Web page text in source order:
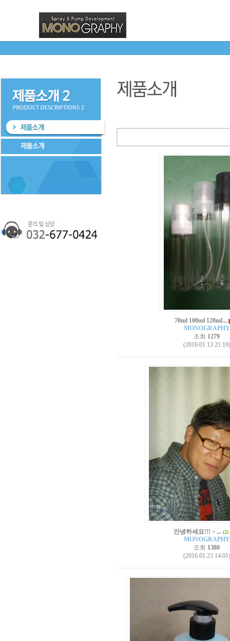
70ml 100ml 120ml...
MONOGRAPHY
조회 1279
(2016.01.13 21:19)
안녕하세요!!! ~ ... (2)
MONOGRAPHY
조회 1380
(2016.01.23 14:01)